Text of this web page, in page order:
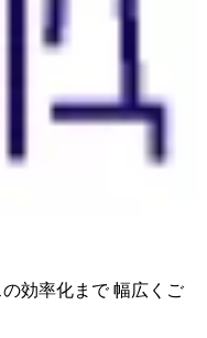
効率化まで 幅広くご